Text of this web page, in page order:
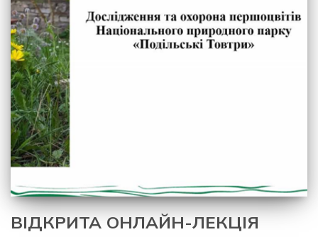
ВІДКРИТА ОНЛАЙН-ЛЕКЦІЯ